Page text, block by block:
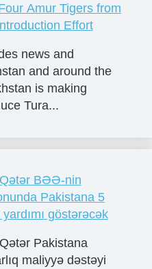
Amur Tigers from
Effort
news and
and around the
is making
Tura...
BƏƏ-nin
Pakistana 5
göstərəcək
Pakistana
maliyyə dəstəyi